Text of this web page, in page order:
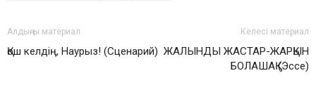
Алдыңғы материал
Қош келдің, Наурыз! (Сценарий)
Келесі материал
ЖАЛЫНДЫ ЖАСТАР-ЖАРҚЫН
БОЛАШАҚ (Эссе)